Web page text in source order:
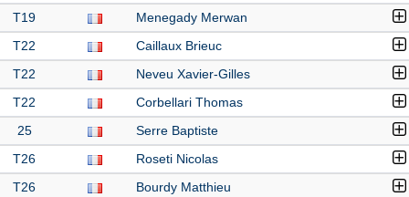
T19 Menegady Merwan
T22 Caillaux Brieuc
T22 Neveu Xavier-Gilles
T22 Corbellari Thomas
25 Serre Baptiste
T26 Roseti Nicolas
T26 Bourdy Matthieu